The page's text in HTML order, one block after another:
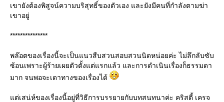
เขายังต้องพิสูจน์ความบริสุทธิ์ของตัวเอง และยังมีคนที่กำลังตามฆ่า
เขาอยู่
***************
พล๊อตของเรื่องนี้จะเป็นแนวสืบสวนสอบสวนนิดหน่อยค่ะ ไม่ลึกลับซับ
ซ้อนเพราะผู้ร้ายเผยตัวตั้งแต่แรกแล้ว และการดำเนินเรื่องก็ธรรมดา
มาก จนพอจะเดาทางของเรื่องได้
ต่เสน่ห์ของเรื่องนี้อยู่ที่วิธีการบรรยายกับบทสนทนาค่ะ คริสตี้ เครจ